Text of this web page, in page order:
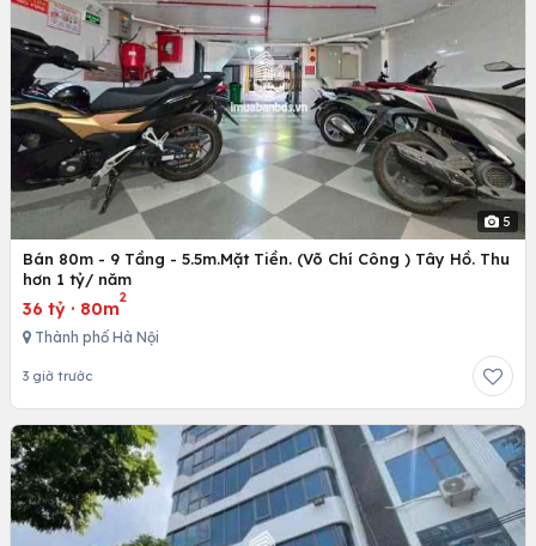
5
Bán 80m - 9 Tầng - 5.5m.Mặt Tiền. (Võ Chí Công ) Tây Hồ. Thu
hơn 1 tỷ/ năm
36 tỷ · 80m
2
Thành phố Hà Nội
3 giờ trước